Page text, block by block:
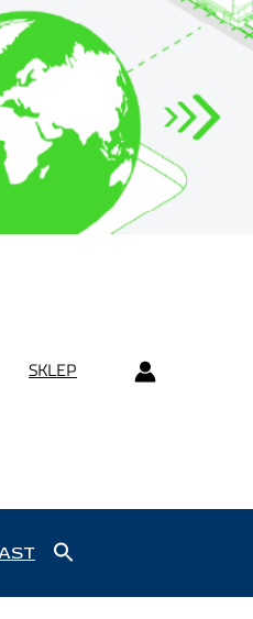
SKLEP